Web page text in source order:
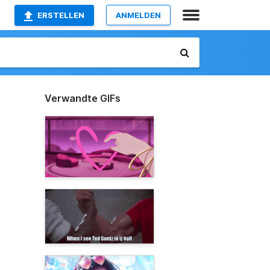
ERSTELLEN ANMELDEN
Verwandte GIFs